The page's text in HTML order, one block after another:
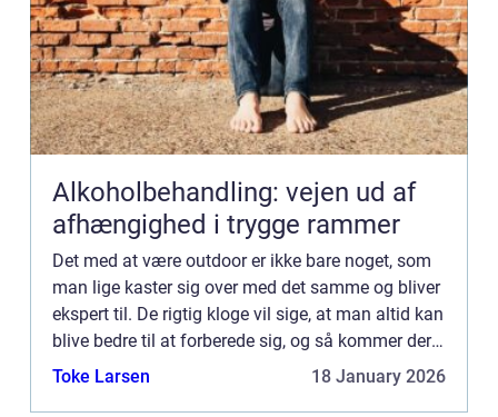
Alkoholbehandling: vejen ud af
afhængighed i trygge rammer
Det med at være outdoor er ikke bare noget, som
man lige kaster sig over med det samme og bliver
ekspert til. De rigtig kloge vil sige, at man altid kan
blive bedre til at forberede sig, og så kommer der
nye materialer til, som gør det lettere at kla...
Toke Larsen 18 January 2026